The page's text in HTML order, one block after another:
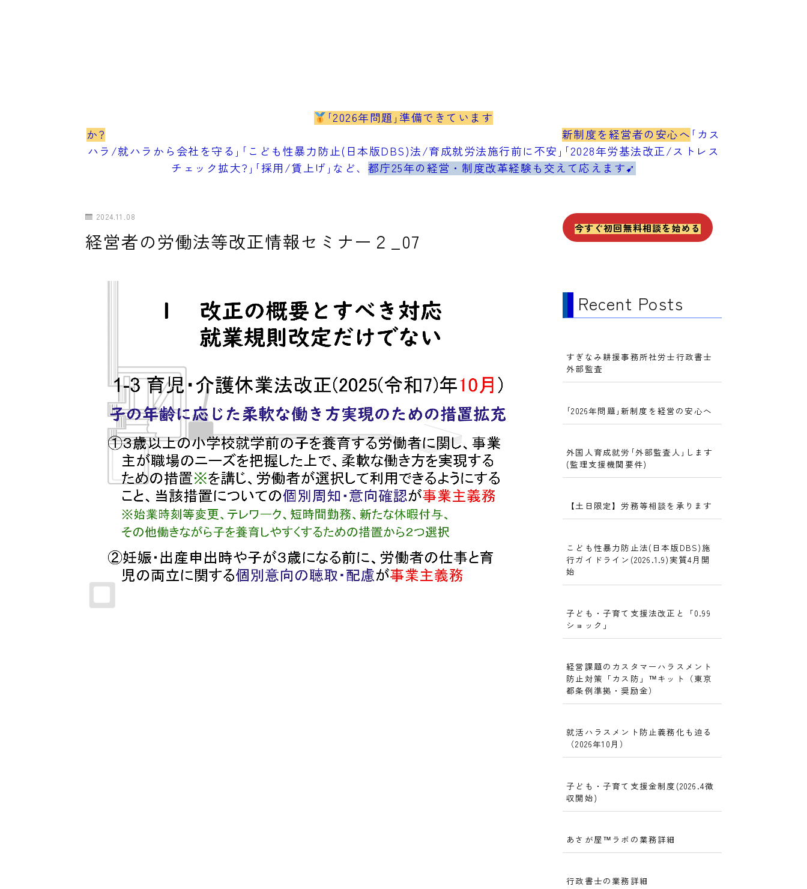
｢2026年問題｣準備できています
か?
新制度を経営者の安心へ ｢カス
ハラ/就ハラから会社を守る｣｢こども性暴力防止(日本版DBS)法/育成就労法施行前に不安｣｢2028年労基法改正/ストレス
チェック拡大?｣｢採用/賃上げ｣など、 都庁25年の経営・制度改革経験も交えて応えます➹
2024.11.08
経営者の労働法等改正情報セミナー２_07
今すぐ初回無料相談を始める
Recent Posts
すぎなみ耕援事務所社労士行政書士
外部監査
｢2026年問題｣新制度を経営の安心へ
外国人育成就労｢外部監査人｣します
(監理支援機関要件)
【土日限定】労務等相談を承ります
こども性暴力防止法(日本版DBS)施
行ガイドライン(2026.1.9)実質4月開
始
子ども・子育て支援法改正と「0.99
ショック」
経営課題のカスタマーハラスメント
防止対策「カス防」™キット（東京
都条例準拠・奨励金）
就活ハラスメント防止義務化も迫る
（2026年10月）
子ども・子育て支援金制度(2026.4徴
収開始)
あさが屋™ラボの業務詳細
行政書士の業務詳細